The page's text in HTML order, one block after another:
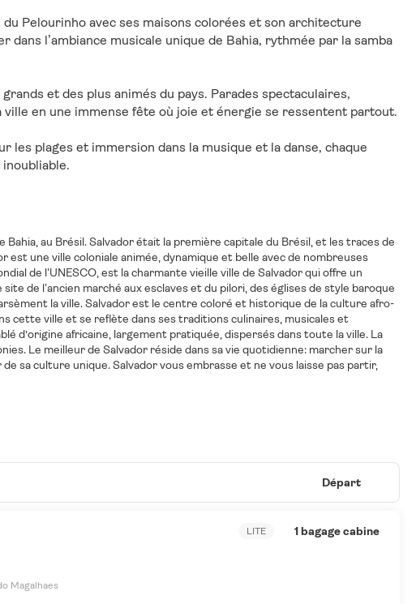
Pelourinho avec ses maisons colorées et son architecture
l’ambiance musicale unique de Bahia, rythmée par la samba
et des plus animés du pays. Parades spectaculaires,
plages et immersion dans la musique et la danse, chaque
au Brésil. Salvador était la première capitale du Brésil, et les traces de
une ville coloniale animée, dynamique et belle avec de nombreuses
de l'UNESCO, est la charmante vieille ville de Salvador qui offre un
de l'ancien marché aux esclaves et du pilori, des églises de style baroque
la ville. Salvador est le centre coloré et historique de la culture afro-
cette ville et se reflète dans ses traditions culinaires, musicales et
d’origine africaine, largement pratiquée, dispersés dans toute la ville. La
Le meilleur de Salvador réside dans sa vie quotidienne: marcher sur la
sa culture unique. Salvador vous embrasse et ne vous laisse pas partir,
Départ
Magalhaes
LITE 1 bagage cabine